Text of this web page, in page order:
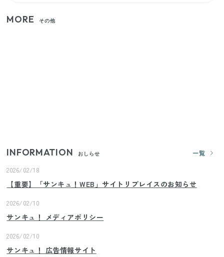
MORE その他
INFORMATION おしらせ
一覧
2026/02/18
【重要】「サンキュ！WEB」サイトリプレイスのお知らせ
2026/02/10
サンキュ！ メディアポリシー
2026/02/10
サンキュ！ 広告情報サイト